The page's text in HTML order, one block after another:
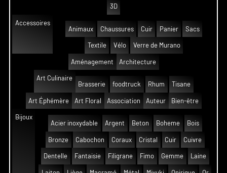
3D
Accessoires
Animaux
Chaussures Cuir Panier Sacs
Textile Vélo Verre de Murano
Aménagement Architecture
Art Culinaire
Brasserie
foodtruck Rhum Tisane
Art Éphémère Art Floral Association Auteur Bien-être
Bijoux
Acier inoxydable
Argent Beton Boheme Bois
Bronze Cabochon Coraux Cristal Cuir Cuivre
Dentelle Fantaisie Filigrane Fimo Gemme Laine